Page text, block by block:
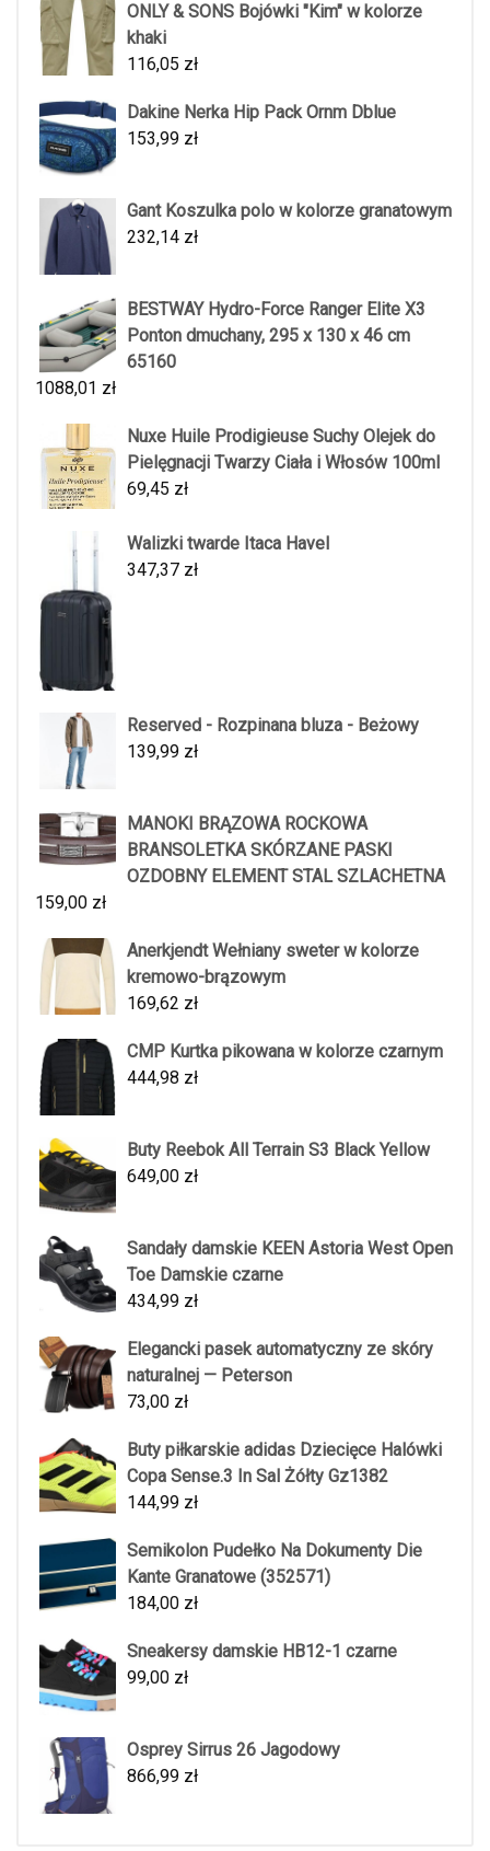
ONLY & SONS Bojówki "Kim" w kolorze
khaki
116,05 zł
Dakine Nerka Hip Pack Ornm Dblue
153,99 zł
Gant Koszulka polo w kolorze granatowym
232,14 zł
BESTWAY Hydro-Force Ranger Elite X3
Ponton dmuchany, 295 x 130 x 46 cm
65160
1088,01 zł
Nuxe Huile Prodigieuse Suchy Olejek do
Pielęgnacji Twarzy Ciała i Włosów 100ml
69,45 zł
Walizki twarde Itaca Havel
347,37 zł
Reserved - Rozpinana bluza - Beżowy
139,99 zł
MANOKI BRĄZOWA ROCKOWA
BRANSOLETKA SKÓRZANE PASKI
OZDOBNY ELEMENT STAL SZLACHETNA
159,00 zł
Anerkjendt Wełniany sweter w kolorze
kremowo-brązowym
169,62 zł
CMP Kurtka pikowana w kolorze czarnym
444,98 zł
Buty Reebok All Terrain S3 Black Yellow
649,00 zł
Sandały damskie KEEN Astoria West Open
Toe Damskie czarne
434,99 zł
Elegancki pasek automatyczny ze skóry
naturalnej — Peterson
73,00 zł
Buty piłkarskie adidas Dziecięce Halówki
Copa Sense.3 In Sal Żółty Gz1382
144,99 zł
Semikolon Pudełko Na Dokumenty Die
Kante Granatowe (352571)
184,00 zł
Sneakersy damskie HB12-1 czarne
99,00 zł
Osprey Sirrus 26 Jagodowy
866,99 zł